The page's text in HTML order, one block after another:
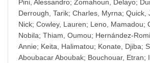
Pini, Alessandro; Zomahoun, Delayo;
Derrough, Tarik; Charles, Myrna; Quick,
Nick; Cowley, Lauren; Leno, Mamadou;
Nobila; Thiam, Oumou; Hernández-
Annie; Keita, Halimatou; Konate, Djiba;
Aboubacar Aboubak; Bouchouar, Etran;